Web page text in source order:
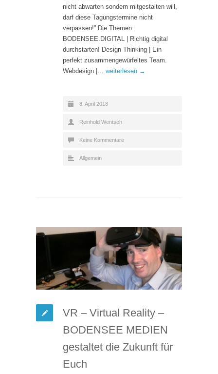
nicht abwarten sondern mitgestalten will,
darf diese Tagungstermine nicht
verpassen!” Die Themen:
BODENSEE.DIGITAL | Richtig digital
durchstarten! Design Thinking | Ein
perfekt zusammengewürfeltes Team.
Webdesign |… weiterlesen →
8. April 2018
Reinhold Wentsch
Keine Kommentare
Allgemein
VR – Virtual Reality –
BODENSEE MEDIEN
gestaltet die Zukunft für
Euch